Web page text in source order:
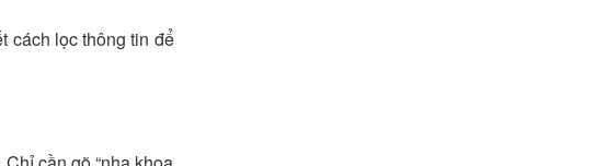
cách lọc thông tin để